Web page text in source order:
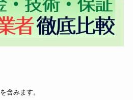
含みます。